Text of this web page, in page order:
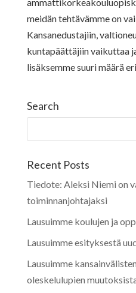
meidän tehtävämme on
Kansanedustajiin,
kuntapäättäjiin vaikuttaa
lisäksemme suuri määrä
Search
Recent Posts
Tiedote: Aleksi Niemi on
toiminnanjohtajaksi
Lausuimme koulujen ja
Lausuimme esityksestä
Lausuimme
oleskelulupien